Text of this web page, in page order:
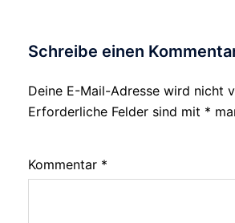
Schreibe einen
Deine E-Mail-Adresse wird nicht
Erforderliche Felder sind mit *
Kommentar *